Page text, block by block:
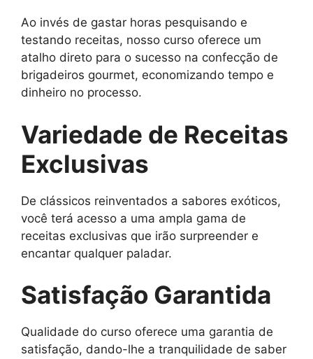
Ao invés de gastar horas pesquisando e
testando receitas, nosso curso oferece um
atalho direto para o sucesso na confecção de
brigadeiros gourmet, economizando tempo e
dinheiro no processo.
Variedade de Receitas
Exclusivas
De clássicos reinventados a sabores exóticos,
você terá acesso a uma ampla gama de
receitas exclusivas que irão surpreender e
encantar qualquer paladar.
Satisfação Garantida
Qualidade do curso oferece uma garantia de
satisfação, dando-lhe a tranquilidade de saber